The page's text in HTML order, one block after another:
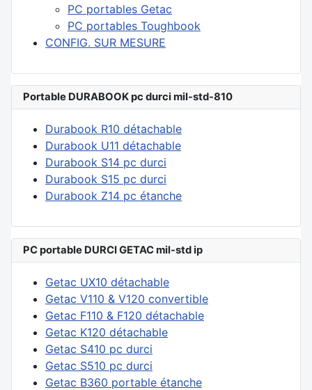
PC portables Getac
PC portables Toughbook
CONFIG. SUR MESURE
Portable DURABOOK pc durci mil-std-810
Durabook R10 détachable
Durabook U11 détachable
Durabook S14 pc durci
Durabook S15 pc durci
Durabook Z14 pc étanche
PC portable DURCI GETAC mil-std ip
Getac UX10 détachable
Getac V110 & V120 convertible
Getac F110 & F120 détachable
Getac K120 détachable
Getac S410 pc durci
Getac S510 pc durci
Getac B360 portable étanche